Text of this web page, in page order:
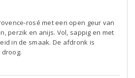
rosé met een open geur van
perzik en anijs. Vol, sappig en met
in de smaak. De afdronk is